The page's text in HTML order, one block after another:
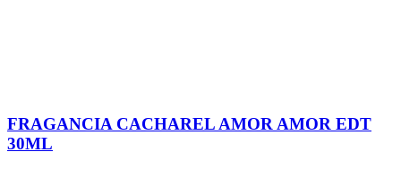
FRAGANCIA CACHAREL AMOR AMOR EDT
30ML